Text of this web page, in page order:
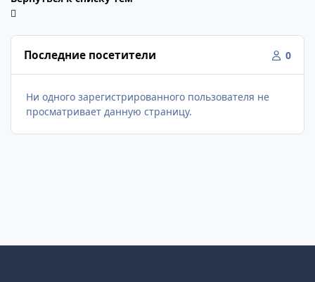
Последние посетители 0
Ни одного зарегистрированного пользователя не
просматривает данную страницу.